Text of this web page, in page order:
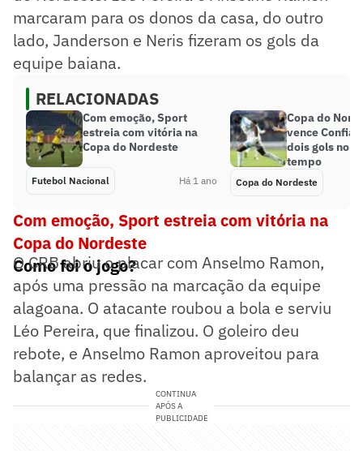
marcaram para os donos da casa, do outro
lado, Janderson e Neris fizeram os gols da
equipe baiana.
RELACIONADAS
Com emoção, Sport
estreia com vitória na
Copa do Nordeste
Futebol Nacional Há 1 ano
Copa do
vence
dois gols no
tempo
Copa do Nordeste
Com emoção, Sport estreia com vitória na
Copa do Nordeste
Como foi o jogo?
O CRB abriu o placar com Anselmo Ramon,
após uma pressão na marcação da equipe
alagoana. O atacante roubou a bola e serviu
Léo Pereira, que finalizou. O goleiro deu
rebote, e Anselmo Ramon aproveitou para
balançar as redes.
CONTINUA
APÓS A
PUBLICIDADE